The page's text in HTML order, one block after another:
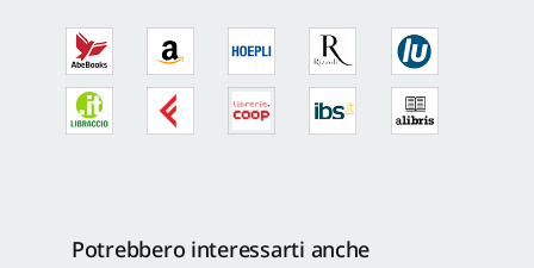
Potrebbero interessarti anche